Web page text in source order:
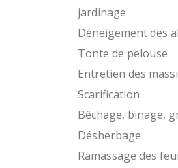
jardinage
Déneigement des
Tonte de pelouse
Entretien des
Scarification
Bêchage, binage,
Désherbage
Ramassage des